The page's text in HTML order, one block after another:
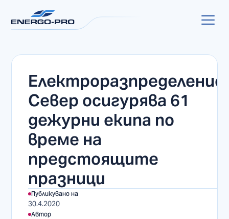
Електроразпределение
Север осигурява 61
дежурни екипа по
време на
предстоящите
празници
Публикувано на
30.4.2020
Автор